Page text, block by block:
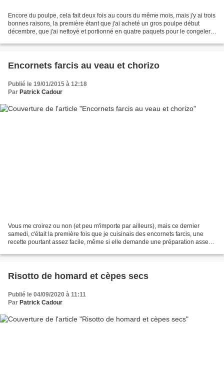
Encore du poulpe, cela fait deux fois au cours du même mois, mais j'y ai trois
bonnes raisons, la première étant que j'ai acheté un gros poulpe début
décembre, que j'ai nettoyé et portionné en quatre paquets pour le congeler,
Encornets farcis au veau et chorizo
Publié le 19/01/2015 à 12:18
Par Patrick Cadour
Vous me croirez ou non (et peu m'importe par ailleurs), mais ce dernier
samedi, c'était la première fois que je cuisinais des encornets farcis, une
recette pourtant assez facile, même si elle demande une préparation assez
Risotto de homard et cèpes secs
Publié le 04/09/2020 à 11:11
Par Patrick Cadour